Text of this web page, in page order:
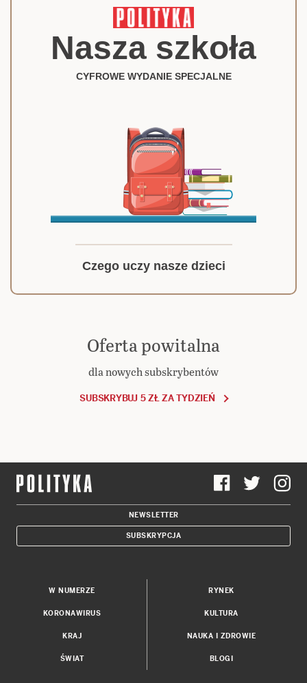
Nasza szkoła
CYFROWE WYDANIE SPECJALNE
Czego uczy nasze dzieci
Oferta powitalna
dla nowych subskrybentów
SUBSKRYBUJ 5 ZŁ ZA TYDZIEŃ
NEWSLETTER
SUBSKRYPCJA
W NUMERZE
KORONAWIRUS
KRAJ
ŚWIAT
RYNEK
KULTURA
NAUKA I ZDROWIE
BLOGI